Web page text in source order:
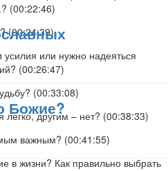
(00:22:46)
(00:24:39)
или нужно надеяться
(00:26:47)
(00:33:08)
другим – нет? (00:38:33)
важным? (00:41:55)
в жизни? Как правильно выбрать
Божие?